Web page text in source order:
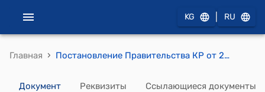
KG RU
Главная › Постановление Правительства КР от 20 мая 2020 года № 262 "О внесении изменений в некоторые решения Правительства Кыргызской Республики в сфере высшего и среднего профессионального образования"
Документ Реквизиты Ссылающиеся документы